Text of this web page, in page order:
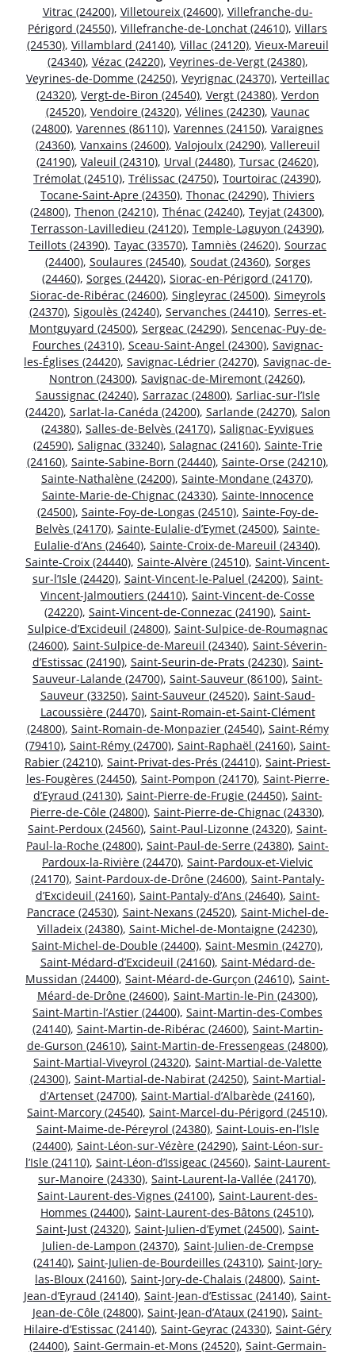
Vitrac (24200), Villetoureix (24600), Villefranche-du-
Périgord (24550), Villefranche-de-Lonchat (24610), Villars
(24530), Villamblard (24140), Villac (24120), Vieux-Mareuil
(24340), Vézac (24220), Veyrines-de-Vergt (24380),
Veyrines-de-Domme (24250), Veyrignac (24370), Verteillac
(24320), Vergt-de-Biron (24540), Vergt (24380), Verdon
(24520), Vendoire (24320), Vélines (24230), Vaunac
(24800), Varennes (86110), Varennes (24150), Varaignes
(24360), Vanxains (24600), Valojoulx (24290), Vallereuil
(24190), Valeuil (24310), Urval (24480), Tursac (24620),
Trémolat (24510), Trélissac (24750), Tourtoirac (24390),
Tocane-Saint-Apre (24350), Thonac (24290), Thiviers
(24800), Thenon (24210), Thénac (24240), Teyjat (24300),
Terrasson-Lavilledieu (24120), Temple-Laguyon (24390),
Teillots (24390), Tayac (33570), Tamniès (24620), Sourzac
(24400), Soulaures (24540), Soudat (24360), Sorges
(24460), Sorges (24420), Siorac-en-Périgord (24170),
Siorac-de-Ribérac (24600), Singleyrac (24500), Simeyrols
(24370), Sigoulès (24240), Servanches (24410), Serres-et-
Montguyard (24500), Sergeac (24290), Sencenac-Puy-de-
Fourches (24310), Sceau-Saint-Angel (24300), Savignac-
les-Églises (24420), Savignac-Lédrier (24270), Savignac-de-
Nontron (24300), Savignac-de-Miremont (24260),
Saussignac (24240), Sarrazac (24800), Sarliac-sur-l’Isle
(24420), Sarlat-la-Canéda (24200), Sarlande (24270), Salon
(24380), Salles-de-Belvès (24170), Salignac-Eyvigues
(24590), Salignac (33240), Salagnac (24160), Sainte-Trie
(24160), Sainte-Sabine-Born (24440), Sainte-Orse (24210),
Sainte-Nathalène (24200), Sainte-Mondane (24370),
Sainte-Marie-de-Chignac (24330), Sainte-Innocence
(24500), Sainte-Foy-de-Longas (24510), Sainte-Foy-de-
Belvès (24170), Sainte-Eulalie-d’Eymet (24500), Sainte-
Eulalie-d’Ans (24640), Sainte-Croix-de-Mareuil (24340),
Sainte-Croix (24440), Sainte-Alvère (24510), Saint-Vincent-
sur-l’Isle (24420), Saint-Vincent-le-Paluel (24200), Saint-
Vincent-Jalmoutiers (24410), Saint-Vincent-de-Cosse
(24220), Saint-Vincent-de-Connezac (24190), Saint-
Sulpice-d’Excideuil (24800), Saint-Sulpice-de-Roumagnac
(24600), Saint-Sulpice-de-Mareuil (24340), Saint-Séverin-
d’Estissac (24190), Saint-Seurin-de-Prats (24230), Saint-
Sauveur-Lalande (24700), Saint-Sauveur (86100), Saint-
Sauveur (33250), Saint-Sauveur (24520), Saint-Saud-
Lacoussière (24470), Saint-Romain-et-Saint-Clément
(24800), Saint-Romain-de-Monpazier (24540), Saint-Rémy
(79410), Saint-Rémy (24700), Saint-Raphaël (24160), Saint-
Rabier (24210), Saint-Privat-des-Prés (24410), Saint-Priest-
les-Fougères (24450), Saint-Pompon (24170), Saint-Pierre-
d’Eyraud (24130), Saint-Pierre-de-Frugie (24450), Saint-
Pierre-de-Côle (24800), Saint-Pierre-de-Chignac (24330),
Saint-Perdoux (24560), Saint-Paul-Lizonne (24320), Saint-
Paul-la-Roche (24800), Saint-Paul-de-Serre (24380), Saint-
Pardoux-la-Rivière (24470), Saint-Pardoux-et-Vielvic
(24170), Saint-Pardoux-de-Drône (24600), Saint-Pantaly-
d’Excideuil (24160), Saint-Pantaly-d’Ans (24640), Saint-
Pancrace (24530), Saint-Nexans (24520), Saint-Michel-de-
Villadeix (24380), Saint-Michel-de-Montaigne (24230),
Saint-Michel-de-Double (24400), Saint-Mesmin (24270),
Saint-Médard-d’Excideuil (24160), Saint-Médard-de-
Mussidan (24400), Saint-Méard-de-Gurçon (24610), Saint-
Méard-de-Drône (24600), Saint-Martin-le-Pin (24300),
Saint-Martin-l’Astier (24400), Saint-Martin-des-Combes
(24140), Saint-Martin-de-Ribérac (24600), Saint-Martin-
de-Gurson (24610), Saint-Martin-de-Fressengeas (24800),
Saint-Martial-Viveyrol (24320), Saint-Martial-de-Valette
(24300), Saint-Martial-de-Nabirat (24250), Saint-Martial-
d’Artenset (24700), Saint-Martial-d’Albarède (24160),
Saint-Marcory (24540), Saint-Marcel-du-Périgord (24510),
Saint-Maime-de-Péreyrol (24380), Saint-Louis-en-l’Isle
(24400), Saint-Léon-sur-Vézère (24290), Saint-Léon-sur-
l’Isle (24110), Saint-Léon-d’Issigeac (24560), Saint-Laurent-
sur-Manoire (24330), Saint-Laurent-la-Vallée (24170),
Saint-Laurent-des-Vignes (24100), Saint-Laurent-des-
Hommes (24400), Saint-Laurent-des-Bâtons (24510),
Saint-Just (24320), Saint-Julien-d’Eymet (24500), Saint-
Julien-de-Lampon (24370), Saint-Julien-de-Crempse
(24140), Saint-Julien-de-Bourdeilles (24310), Saint-Jory-
las-Bloux (24160), Saint-Jory-de-Chalais (24800), Saint-
Jean-d’Eyraud (24140), Saint-Jean-d’Estissac (24140), Saint-
Jean-de-Côle (24800), Saint-Jean-d’Ataux (24190), Saint-
Hilaire-d’Estissac (24140), Saint-Geyrac (24330), Saint-Géry
(24400), Saint-Germain-et-Mons (24520), Saint-Germain-